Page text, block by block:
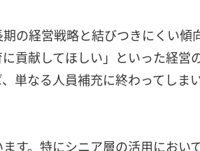
の経営戦略と結びつきにくい傾
貢献してほしい」といった経営
単なる人員補充に終わってしま
す。特にシニア層の活用におい